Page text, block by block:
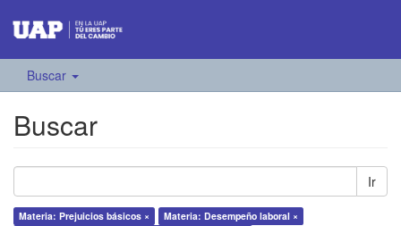
Buscar
Buscar
Ir
Materia: Prejuicios básicos ×
Materia: Desempeño laboral ×